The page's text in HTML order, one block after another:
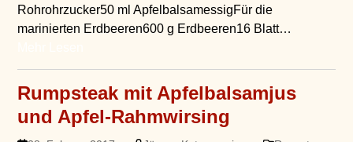
Rohrohrzucker50 ml ApfelbalsamessigFür die
marinierten Erdbeeren600 g Erdbeeren16 Blatt…
Rumpsteak mit Apfelbalsamjus
und Apfel-Rahmwirsing